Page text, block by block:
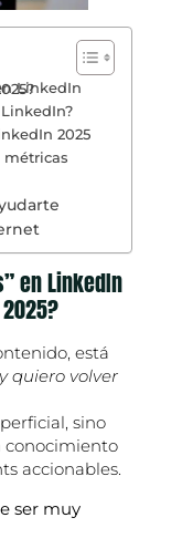
2025?
en LinkedIn
está
quiero volver
sino
conocimiento
accionables.
ser muy